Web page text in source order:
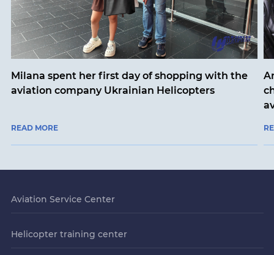
Milana spent her first day of shopping with the
aviation company Ukrainian Helicopters
READ MORE
Aviation Service Center
Helicopter training center